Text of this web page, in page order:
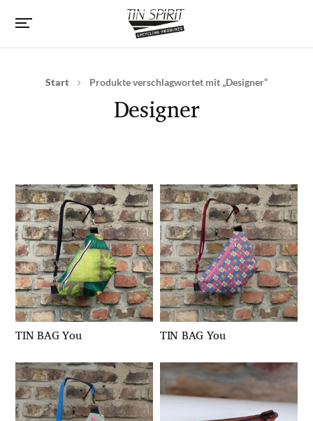
Start Produkte verschlagwortet mit „Designer“
Designer
TIN BAG You TIN BAG You